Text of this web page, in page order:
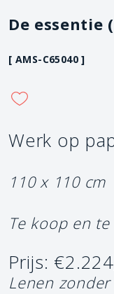
De essentie
[ AMS-C65040 ]
Werk op
110 x 110 cm
Te koop en
Prijs:
Lenen